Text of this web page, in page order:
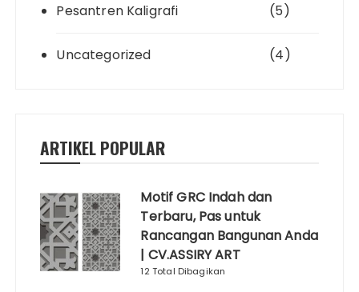
Pesantren Kaligrafi (5)
Uncategorized (4)
ARTIKEL POPULAR
Motif GRC Indah dan
Terbaru, Pas untuk
Rancangan Bangunan Anda
| CV.ASSIRY ART
12 Total Dibagikan